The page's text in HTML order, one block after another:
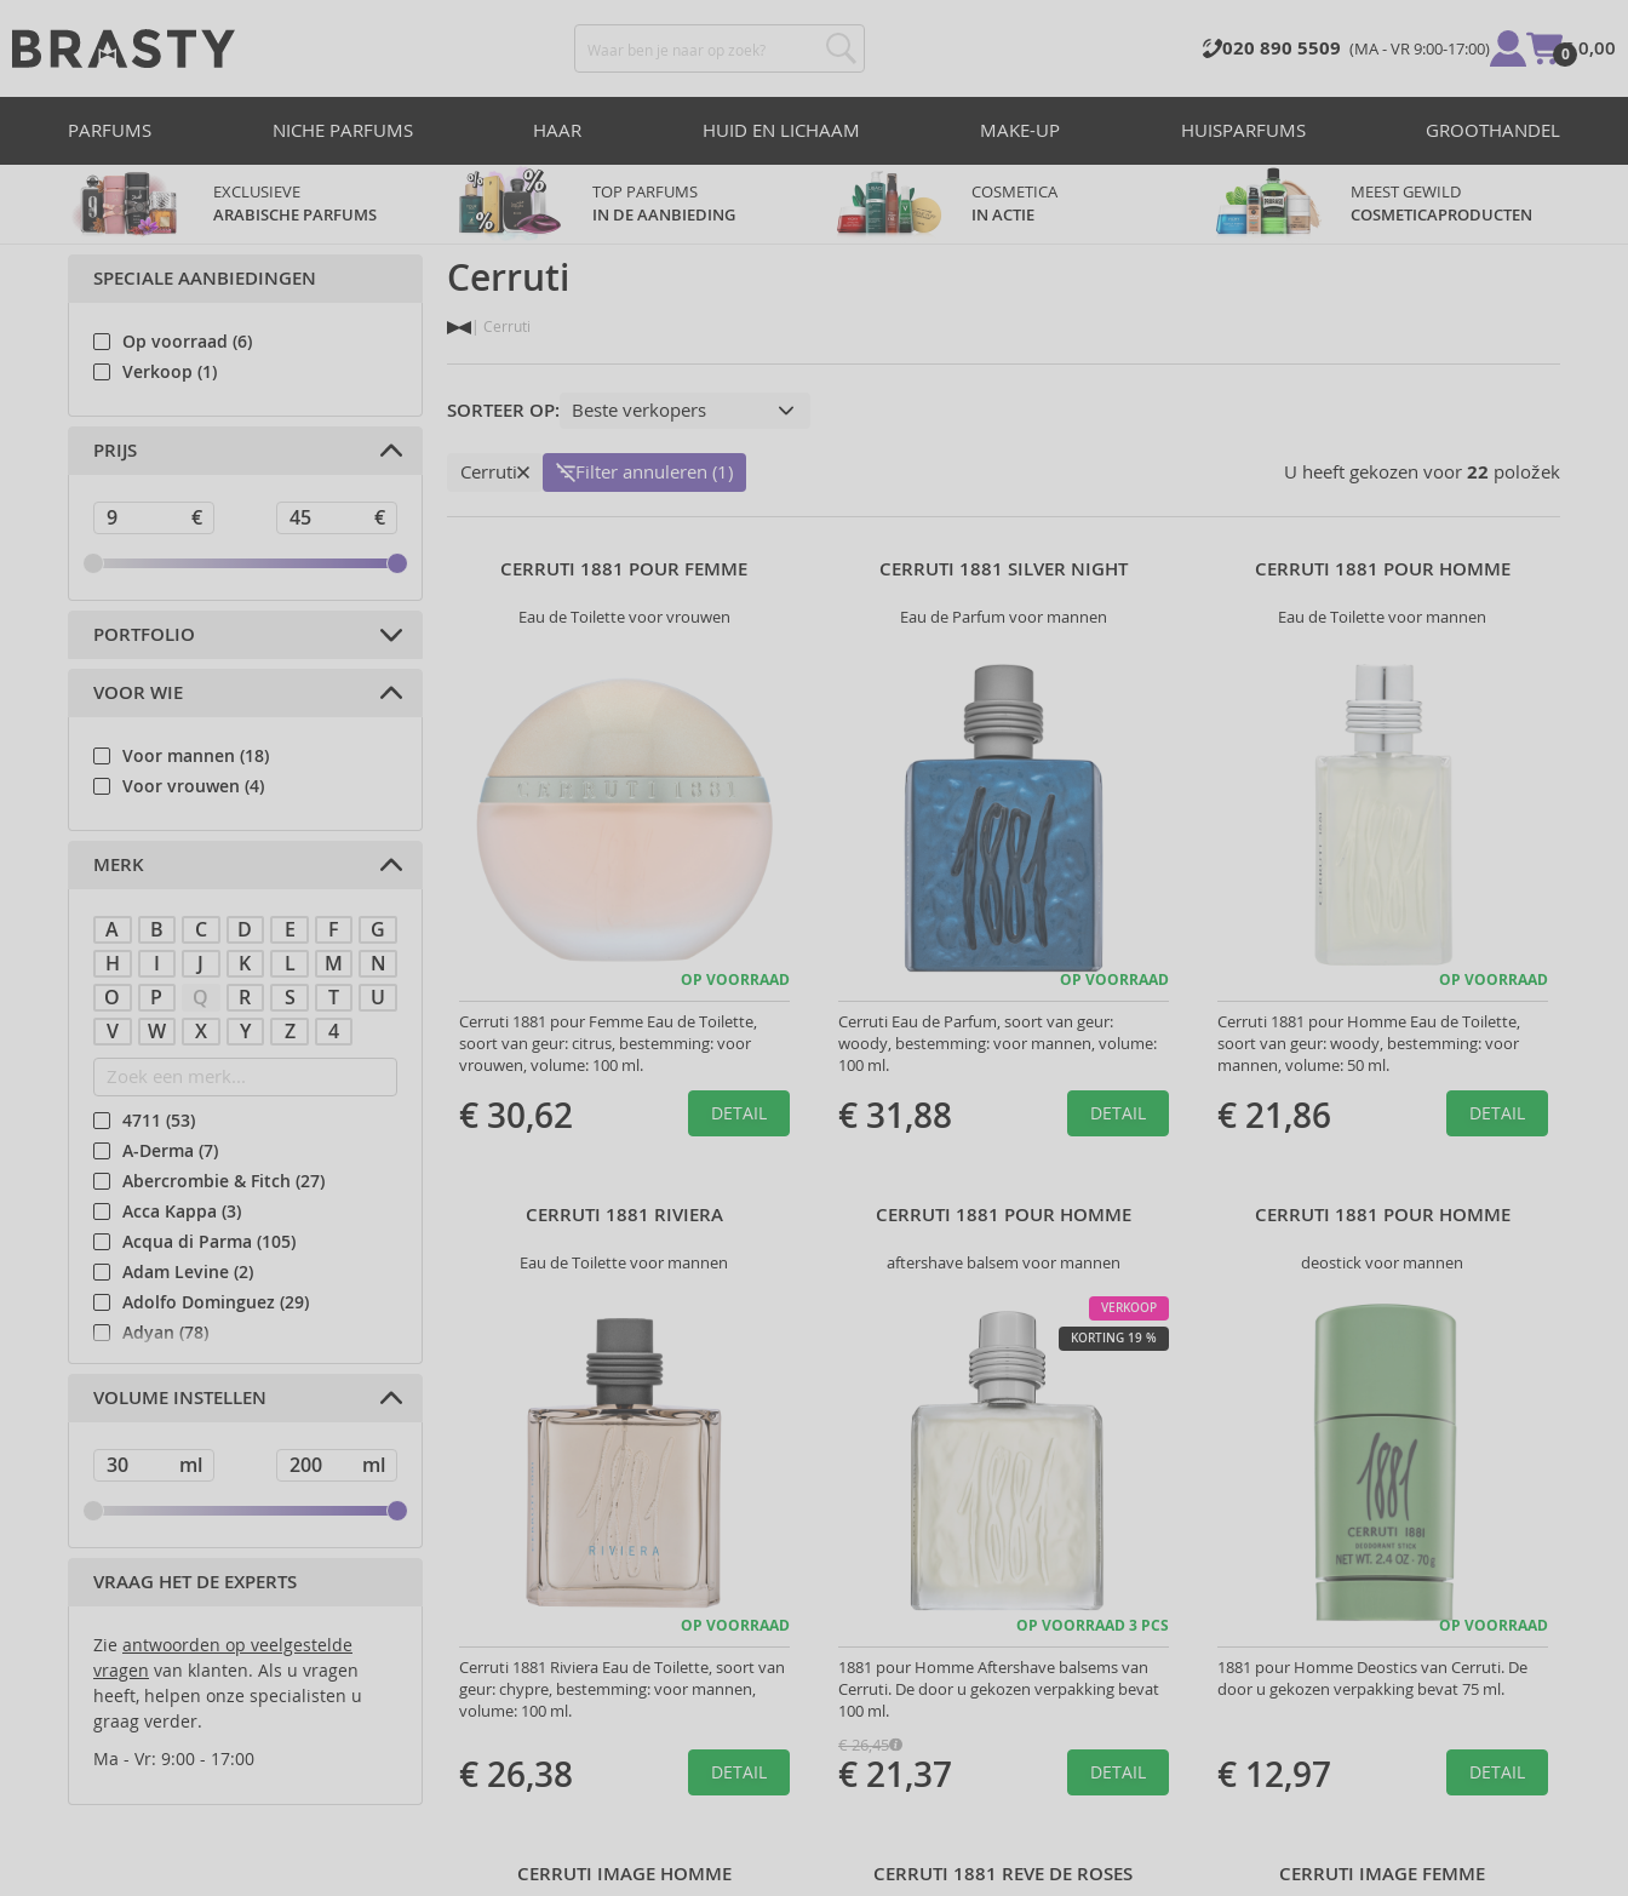
020 890 5509 (MA - VR 9:00-17:00) 0
€ 0,00
PARFUMS NICHE PARFUMS HAAR HUID EN LICHAAM MAKE-UP HUISPARFUMS GROOTHANDEL
EXCLUSIEVE
ARABISCHE PARFUMS
TOP PARFUMS
IN DE AANBIEDING
COSMETICA
IN ACTIE
MEEST GEWILD
COSMETICAPRODUCTEN
Cerruti
Cerruti
SORTEER OP:
U heeft gekozen voor 22 položek
Cerruti Filter annuleren (1)
CERRUTI 1881 POUR FEMME
Eau de Toilette voor vrouwen
OP VOORRAAD
Cerruti 1881 pour Femme Eau de Toilette,
soort van geur: citrus, bestemming: voor
vrouwen, volume: 100 ml.
€ 30,62 DETAIL
CERRUTI 1881 SILVER NIGHT
Eau de Parfum voor mannen
OP VOORRAAD
Cerruti Eau de Parfum, soort van geur:
woody, bestemming: voor mannen, volume:
100 ml.
€ 31,88 DETAIL
CERRUTI 1881 POUR HOMME
Eau de Toilette voor mannen
OP VOORRAAD
Cerruti 1881 pour Homme Eau de Toilette,
soort van geur: woody, bestemming: voor
mannen, volume: 50 ml.
€ 21,86 DETAIL
CERRUTI 1881 RIVIERA
Eau de Toilette voor mannen
OP VOORRAAD
Cerruti 1881 Riviera Eau de Toilette, soort van
geur: chypre, bestemming: voor mannen,
volume: 100 ml.
€ 26,38 DETAIL
CERRUTI 1881 POUR HOMME
aftershave balsem voor mannen
VERKOOP
KORTING 19 %
OP VOORRAAD 3 PCS
1881 pour Homme Aftershave balsems van
Cerruti. De door u gekozen verpakking bevat
100 ml.
€ 26,45
€ 21,37 DETAIL
CERRUTI 1881 POUR HOMME
deostick voor mannen
OP VOORRAAD
1881 pour Homme Deostics van Cerruti. De
door u gekozen verpakking bevat 75 ml.
€ 12,97 DETAIL
CERRUTI IMAGE HOMME CERRUTI 1881 REVE DE ROSES CERRUTI IMAGE FEMME
SPECIALE AANBIEDINGEN
Op voorraad (6)
Verkoop (1)
PRIJS
PORTFOLIO
Parfums (22)
VOOR WIE
Voor mannen (18)
Voor vrouwen (4)
MERK
A B C D E F
G
H
I J K L M
N
O
P Q R S T
U
V
W X Y Z 4
4711 (53)
A-Derma (7)
Abercrombie & Fitch (27)
Acca Kappa (3)
Acqua di Parma (105)
Adam Levine (2)
Adolfo Dominguez (29)
Adyan (78)
Affinage (1)
Afnan (83)
Ahava (49)
Aigner (41)
Ajmal (87)
Al Haramain (178)
Al Wataniah (79)
Alcina (156)
Alexander McQueen (2)
Alexandre.J (31)
Alfaparf Milano (175)
Alfred Sung (7)
VOLUME INSTELLEN
VRAAG HET DE EXPERTS
Zie antwoorden op veelgestelde
vragen van klanten. Als u vragen
heeft, helpen onze specialisten u
graag verder.
Ma - Vr: 9:00 - 17:00